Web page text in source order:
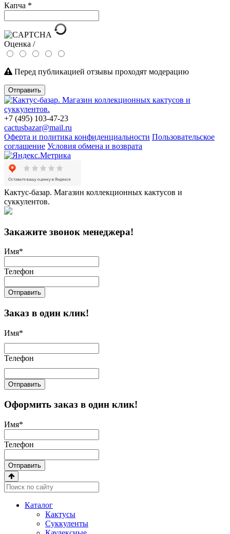
Капча *
Оценка /
Перед публикацией отзывы проходят модерацию
Отправить
+7 (495) 103-47-23
cactusbazar@mail.ru
Оферта и политика конфиденциальности Пользовательское
соглашение Условия обмена и возврата
Кактус-базар. Магазин коллекционных кактусов и
суккулентов.
Закажите звонок менеджера!
Имя*
Телефон
Отправить
Заказ в один клик!
Имя*
Телефон
Отправить
Оформить заказ в один клик!
Имя*
Телефон
Отправить
Каталог
Кактусы
Суккуленты